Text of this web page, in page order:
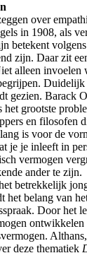
over
in 1908, als
betekent
zijn. Daar zit
alleen invoelen
Duidelijk
gezien. Barack
het grootste
en filosofen
is voor de
je je inleeft in
vermogen
ander te zijn.
betrekkelijk
het belang van
Door het
deze thematiek